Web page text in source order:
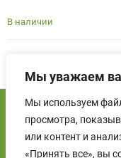
Мы уважаем
Мы используем
просмотра,
или контент и
«Принять все», вы
В наличии